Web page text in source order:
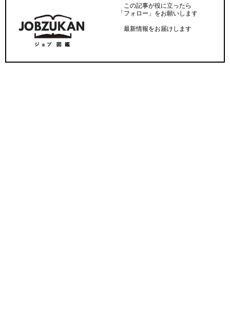
この記事が役に立ったら
「フォロー」をお願いします
最新情報をお届けします